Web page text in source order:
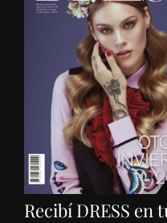
Recibí DRESS en